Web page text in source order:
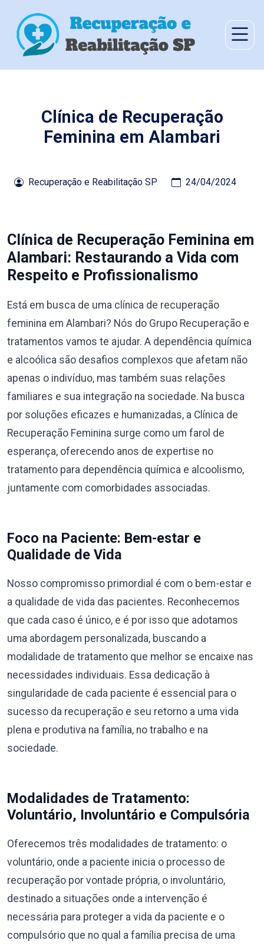
Clínica de Recuperação
Feminina em Alambari
Recuperação e Reabilitação SP 24/04/2024
Clínica de Recuperação Feminina em
Alambari: Restaurando a Vida com
Respeito e Profissionalismo
Está em busca de uma clínica de recuperação
feminina em Alambari? Nós do Grupo Recuperação e
tratamentos vamos te ajudar. A dependência química
e alcoólica são desafios complexos que afetam não
apenas o indivíduo, mas também suas relações
familiares e sua integração na sociedade. Na busca
por soluções eficazes e humanizadas, a Clínica de
Recuperação Feminina surge como um farol de
esperança, oferecendo anos de expertise no
tratamento para dependência química e alcoolismo,
juntamente com comorbidades associadas.
Foco na Paciente: Bem-estar e
Qualidade de Vida
Nosso compromisso primordial é com o bem-estar e
a qualidade de vida das pacientes. Reconhecemos
que cada caso é único, e é por isso que adotamos
uma abordagem personalizada, buscando a
modalidade de tratamento que melhor se encaixe nas
necessidades individuais. Essa dedicação à
singularidade de cada paciente é essencial para o
sucesso da recuperação e seu retorno a uma vida
plena e produtiva na família, no trabalho e na
sociedade.
Modalidades de Tratamento:
Voluntário, Involuntário e Compulsória
Oferecemos três modalidades de tratamento: o
voluntário, onde a paciente inicia o processo de
recuperação por vontade própria, o involuntário,
destinado a situações onde a intervenção é
necessária para proteger a vida da paciente e o
compulsório que no qual a família precisa de uma